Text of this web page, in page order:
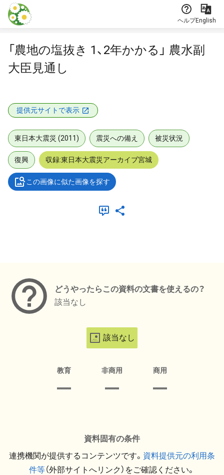
本文に飛ぶ
ヘルプEnglish
「農地の塩抜き 1、2年かかる」 農水副
大臣見通し
提供元サイトで表示
東日本大震災 (2011) 震災への備え 被災状況
復興 収録:東日本大震災アーカイブ宮城
この画像に似た画像を探す
どうやったらこの資料の文書を使えるの？
該当なし
該当なし
教育 非商用 商用
資料固有の条件
連携機関が提供するコンテンツです。 資料提供元の利用条
件等（外部サイトへリンク）をご確認ください。